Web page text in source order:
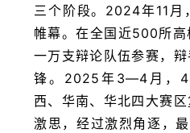
三个阶段。2024年11月
帷幕。在全国近500所
一万支辩论队伍参赛，
锋。2025年3—4月，
西、华南、华北四大赛
激思，经过激烈角逐，